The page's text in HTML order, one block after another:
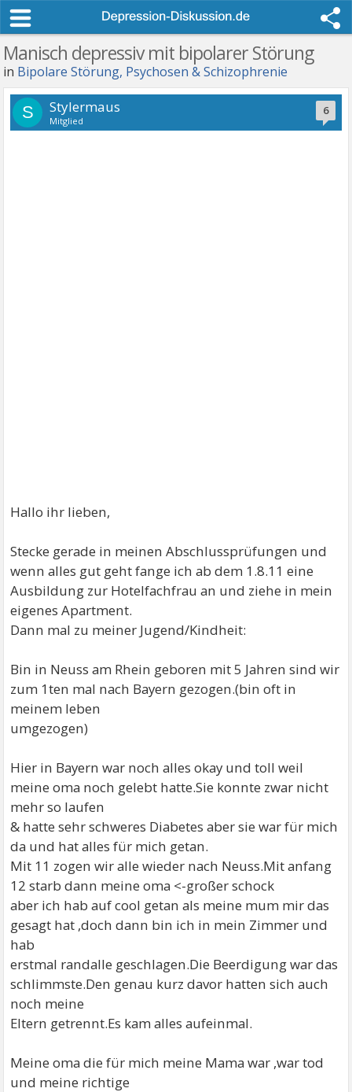
Manisch depressiv mit bipolarer Störung
in Bipolare Störung, Psychosen & Schizophrenie
6
S Stylermaus
Mitglied
Hallo ihr lieben,
Stecke gerade in meinen Abschlussprüfungen und
wenn alles gut geht fange ich ab dem 1.8.11 eine
Ausbildung zur Hotelfachfrau an und ziehe in mein
eigenes Apartment.
Dann mal zu meiner Jugend/Kindheit:
Bin in Neuss am Rhein geboren mit 5 Jahren sind wir
zum 1ten mal nach Bayern gezogen.(bin oft in
meinem leben
umgezogen)
Hier in Bayern war noch alles okay und toll weil
meine oma noch gelebt hatte.Sie konnte zwar nicht
mehr so laufen
& hatte sehr schweres Diabetes aber sie war für mich
da und hat alles für mich getan.
Mit 11 zogen wir alle wieder nach Neuss.Mit anfang
12 starb dann meine oma <-großer schock
aber ich hab auf cool getan als meine mum mir das
gesagt hat ,doch dann bin ich in mein Zimmer und
hab
erstmal randalle geschlagen.Die Beerdigung war das
schlimmste.Den genau kurz davor hatten sich auch
noch meine
Eltern getrennt.Es kam alles aufeinmal.
Meine oma die für mich meine Mama war ,war tod
und meine richtige